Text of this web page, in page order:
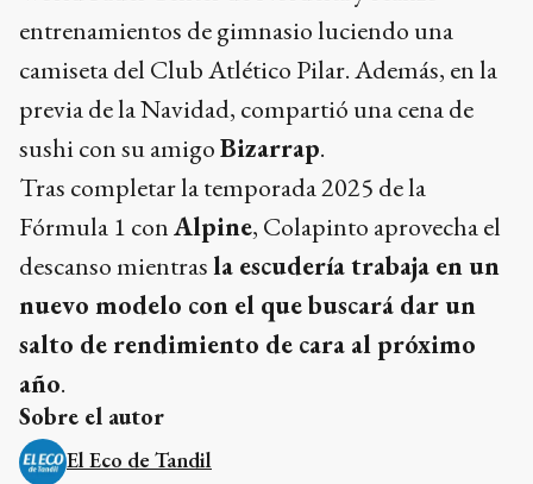
entrenamientos de gimnasio luciendo una
camiseta del Club Atlético Pilar. Además, en la
previa de la Navidad, compartió una cena de
sushi con su amigoBizarrap.
Tras completar la temporada 2025 de la
Fórmula 1 conAlpine, Colapinto aprovecha el
descanso mientrasla escudería trabaja en un
nuevo modelo con el que buscará dar un
salto de rendimiento de cara al próximo
año.
Sobre el autor
El Eco de Tandil